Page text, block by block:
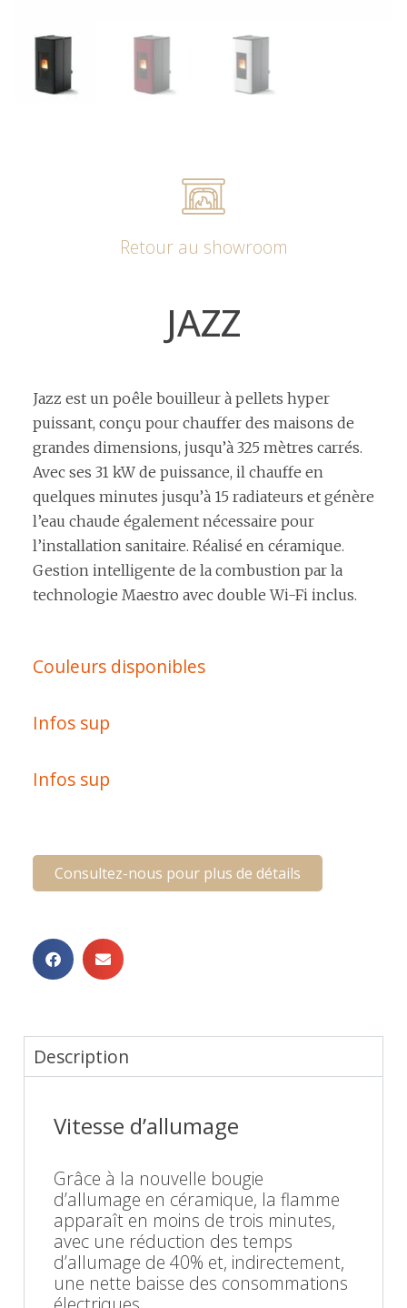
Retour au showroom
JAZZ
Jazz est un poêle bouilleur à pellets hyper
puissant, conçu pour chauffer des maisons de
grandes dimensions, jusqu’à 325 mètres carrés.
Avec ses 31 kW de puissance, il chauffe en
quelques minutes jusqu’à 15 radiateurs et génère
l’eau chaude également nécessaire pour
l’installation sanitaire. Réalisé en céramique.
Gestion intelligente de la combustion par la
technologie Maestro avec double Wi-Fi inclus.
Couleurs disponibles
Infos sup
Infos sup
Consultez-nous pour plus de détails
Description
Vitesse d’allumage
Grâce à la nouvelle bougie
d’allumage en céramique, la flamme
apparaît en moins de trois minutes,
avec une réduction des temps
d’allumage de 40% et, indirectement,
une nette baisse des consommations